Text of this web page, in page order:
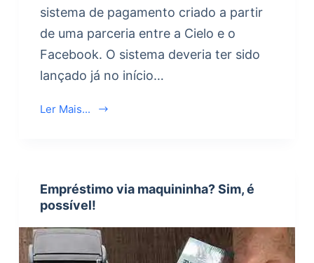
sistema de pagamento criado a partir
de uma parceria entre a Cielo e o
Facebook. O sistema deveria ter sido
lançado já no início…
Ler Mais...
Empréstimo via maquininha? Sim, é
possível!